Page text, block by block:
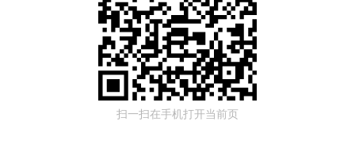
扫一扫在手机打开当前页